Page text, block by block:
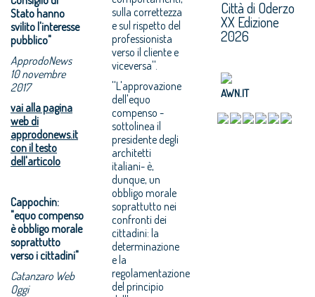
Stato hanno
svilito l'interesse
pubblico"
ApprodoNews
10 novembre
2017
vai alla pagina
web di
approdonews.it
con il testo
dell'articolo
Cappochin:
"equo compenso
è obbligo morale
soprattutto
verso i cittadini"
Catanzaro Web
Oggi
sulla correttezza
e sul rispetto del
professionista
verso il cliente e
viceversa''.
''L'approvazione
dell'equo
compenso -
sottolinea il
presidente degli
architetti
italiani- è,
dunque, un
obbligo morale
soprattutto nei
confronti dei
cittadini: la
determinazione
e la
regolamentazione
del principio
Città di Oderzo
XX Edizione
2026
AWN.IT